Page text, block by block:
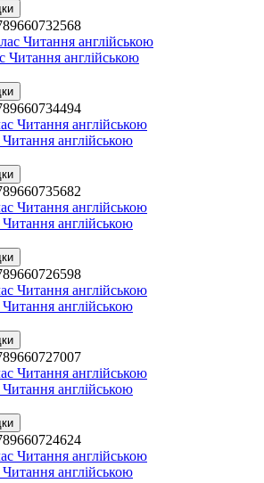
Читання англійською
англійською
англійською
англійською
англійською
англійською